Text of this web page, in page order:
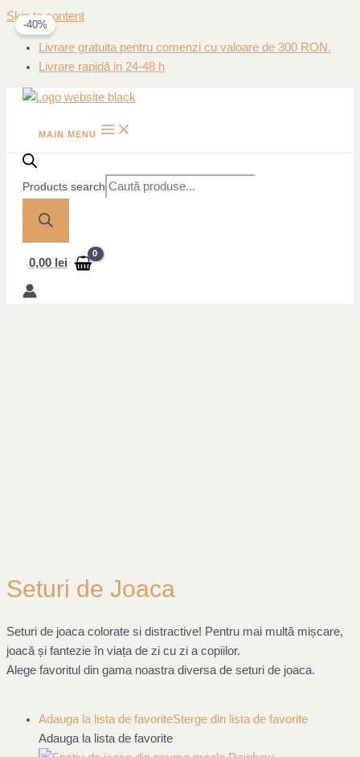
Skip to content
Livrare gratuita pentru comenzi cu valoare de 300 RON.
Livrare rapidă in 24-48 h
MAIN MENU
Products search
0,00 lei
Seturi de Joaca
Seturi de joaca colorate si distractive! Pentru mai multă mișcare,
joacă și fantezie în viața de zi cu zi a copiilor.
Alege favoritul din gama noastra diversa de seturi de joaca.
Adauga la lista de favoriteSterge din lista de favorite
Adauga la lista de favorite
-40%